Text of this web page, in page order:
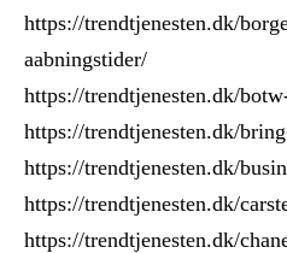
https://trendtjenesten.dk/
aabningstider/
https://trendtjenesten.dk/
https://trendtjenesten.dk/
https://trendtjenesten.dk/
https://trendtjenesten.dk/
https://trendtjenesten.dk/